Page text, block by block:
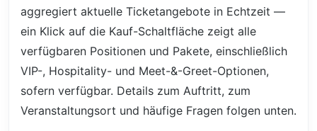
aggregiert aktuelle Ticketangebote in Echtzeit —
ein Klick auf die Kauf-Schaltfläche zeigt alle
verfügbaren Positionen und Pakete, einschließlich
VIP-, Hospitality- und Meet-&-Greet-Optionen,
sofern verfügbar. Details zum Auftritt, zum
Veranstaltungsort und häufige Fragen folgen unten.